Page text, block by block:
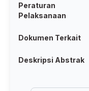
Peraturan
Pelaksanaan
Dokumen Terkait
Deskripsi Abstrak